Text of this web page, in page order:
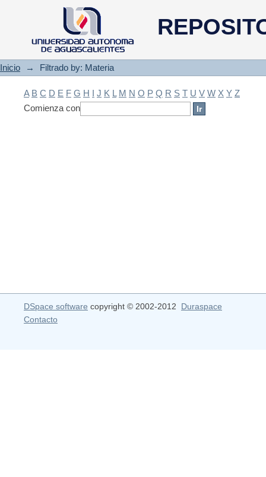
Filtrado by: Materia
Inicio → Filtrado by: Materia
A B C D E F G H I J K L M N O P Q R S T U V W X Y Z
Comienza con
DSpace software copyright © 2002-2012 Duraspace
Contacto